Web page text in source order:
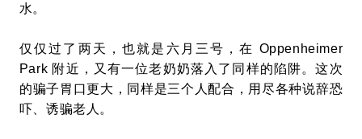
水。
仅仅过了两天，也就是六月三号，在 Oppenheimer
Park 附近，又有一位老奶奶落入了同样的陷阱。这次
的骗子胃口更大，同样是三个人配合，用尽各种说辞恐
吓、诱骗老人。